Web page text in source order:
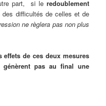
part, si leredoublement
des difficultés de celles et de
ne règlera pas non plus
de ces deux mesures
pas au final une